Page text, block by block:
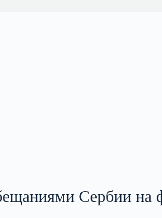
Сербии на